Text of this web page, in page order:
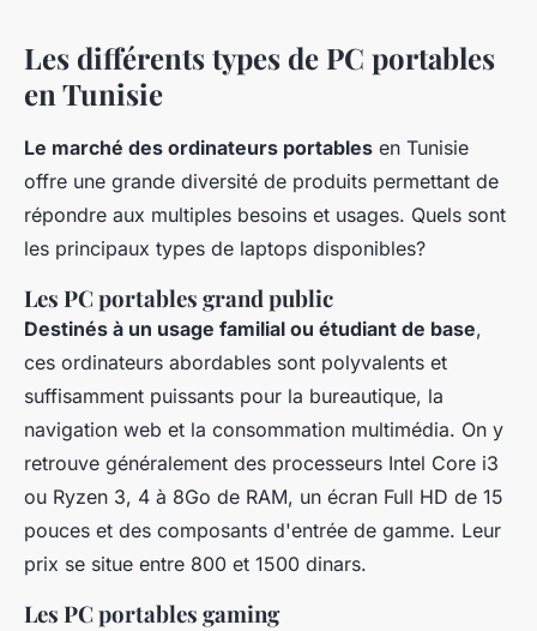
Les différents types de PC portables
en Tunisie
Le marché des ordinateurs portables en Tunisie
offre une grande diversité de produits permettant de
répondre aux multiples besoins et usages. Quels sont
les principaux types de laptops disponibles?
Les PC portables grand public
Destinés à un usage familial ou étudiant de base,
ces ordinateurs abordables sont polyvalents et
suffisamment puissants pour la bureautique, la
navigation web et la consommation multimédia. On y
retrouve généralement des processeurs Intel Core i3
ou Ryzen 3, 4 à 8Go de RAM, un écran Full HD de 15
pouces et des composants d'entrée de gamme. Leur
prix se situe entre 800 et 1500 dinars.
Les PC portables gaming